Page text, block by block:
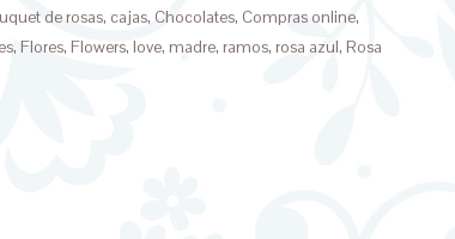
de rosas, cajas, Chocolates, Compras online,
,Flores,Flowers,love, madre, ramos, rosa azul, Rosa